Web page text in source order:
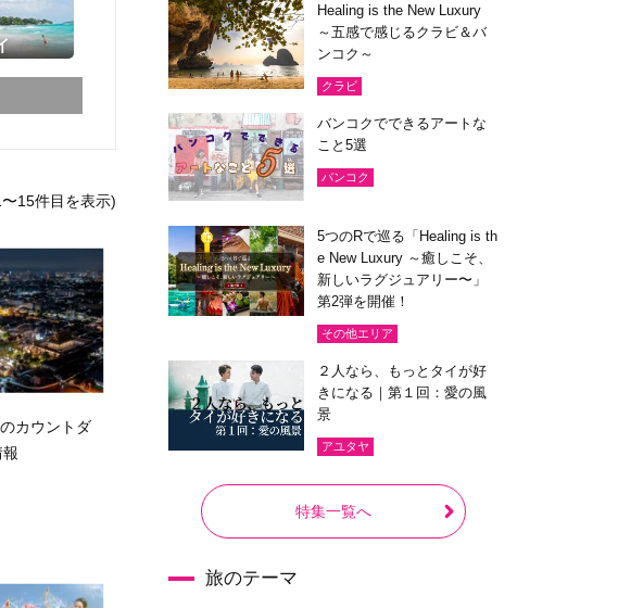
ー
15件目を表示)
カウントダ
Healing is the New Luxury
～五感で感じるクラビ＆バ
ンコク～
クラビ
バンコクでできるアートな
こと5選
バンコク
5つのRで巡る「Healing is th
e New Luxury ～癒しこそ、
新しいラグジュアリー〜」
第2弾を開催！
その他エリア
２人なら、もっとタイが好
きになる｜第１回：愛の風
景
アユタヤ
特集一覧へ
旅のテーマ